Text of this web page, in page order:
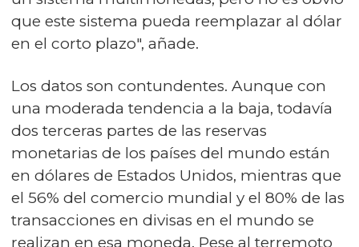
que este sistema pueda reemplazar al dólar
en el corto plazo", añade.
Los datos son contundentes. Aunque con
una moderada tendencia a la baja, todavía
dos terceras partes de las reservas
monetarias de los países del mundo están
en dólares de Estados Unidos, mientras que
el 56% del comercio mundial y el 80% de las
transacciones en divisas en el mundo se
realizan en esa moneda. Pese al terremoto